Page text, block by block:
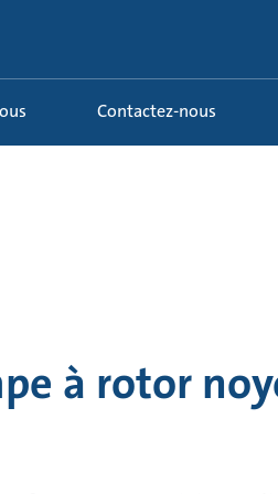
Contactez-nous
à rotor